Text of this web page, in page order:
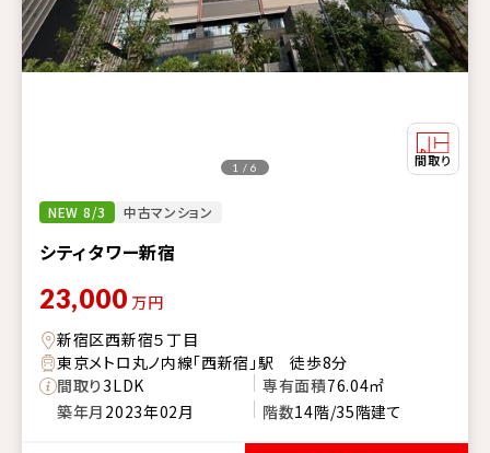
NEW 8/3 中古マンション
シティタワー新宿
1 / 6
23,000 万円
新宿区西新宿５丁目
東京メトロ丸ノ内線「西新宿」駅 徒歩8分
間取り3LDK 専有面積76.04㎡
築年月 2023年02月 階数14階/35階建て